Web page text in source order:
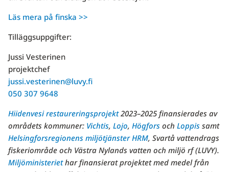
Läs mera på finska >>
Tilläggsuppgifter:
Jussi Vesterinen
projektchef
jussi.vesterinen@luvy.fi
050 307 9648
Hiidenvesi restaureringsprojekt 2023–2025 finansierades av
områdets kommuner: Vichtis, Lojo, Högfors och Loppis samt
Helsingforsregionens miljötjänster HRM, Svartå vattendrags
fiskeriområde och Västra Nylands vatten och miljö rf (LUVY).
Miljöministeriet har finansierat projektet med medel från